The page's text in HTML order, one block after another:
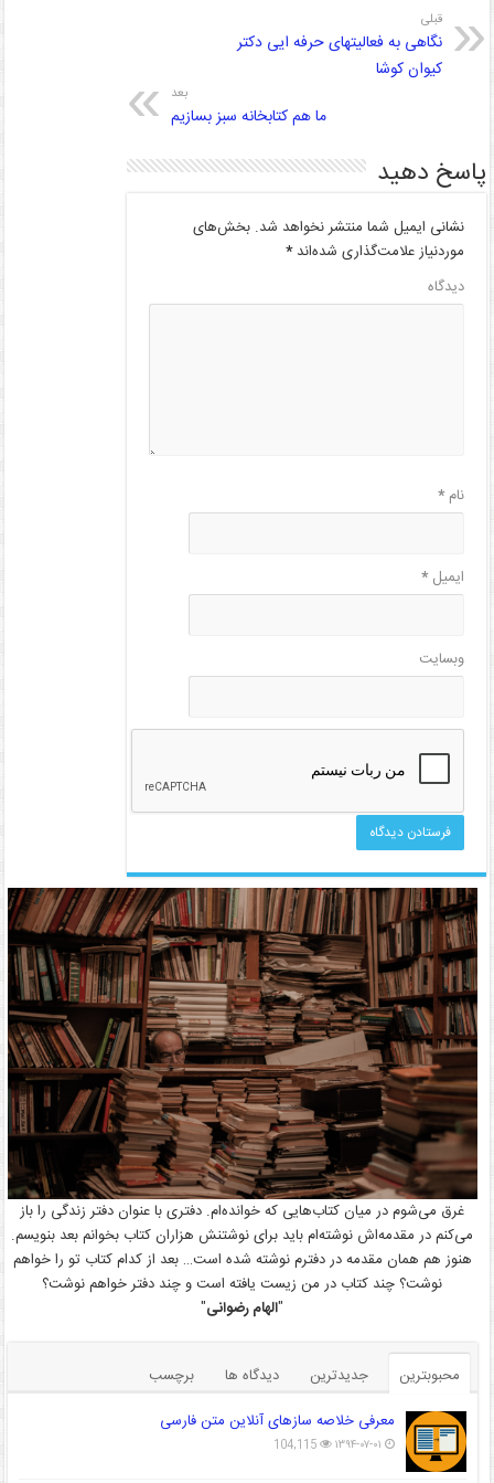
قبلی
نگاهی به فعالیتهای حرفه ایی دکتر
کیوان کوشا
بعد
ما هم کتابخانه سبز بسازیم
پاسخ دهید
نشانی ایمیل شما منتشر نخواهد شد. بخش‌های
موردنیاز علامت‌گذاری شده‌اند*
دیدگاه
نام*
ایمیل*
وبسایت
غرق می‌شوم در میان کتاب‌هایی که خوانده‌ام. دفتری با عنوان دفتر زندگی را باز
می‌کنم در مقدمه‌اش نوشته‌ام باید برای نوشتنش هزاران کتاب بخوانم بعد بنویسم.
هنوز هم همان مقدمه در دفترم نوشته شده است… بعد از کدام کتاب تو را خواهم
نوشت؟ چند کتاب در من زیست یافته است و چند دفتر خواهم نوشت؟
"الهام رضوانی"
محبوبترین جدیدترین دیدگاه ها
برچسب
معرفی خلاصه سازهای آنلاین متن فارسی
۱۳۹۴-۰۷-۰۱ 104,115